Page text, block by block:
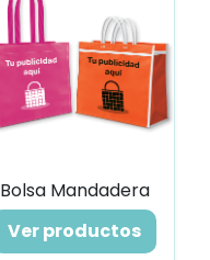
Bolsa Mandadera
Ver productos